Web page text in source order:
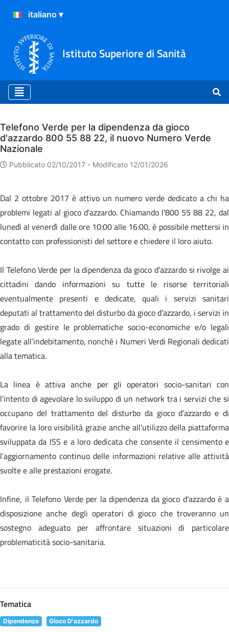
Istituto Superiore di Sanità
Archivio
Telefono Verde per la dipendenza da gioco
d'azzardo 800 55 88 22, il nuovo Numero Verde
Nazionale
Pubblicato 02/10/2017 - Modificato 12/01/2026
Dal 2 ottobre 2017 è attivo un numero verde dedicato a chi ha
problemi legati al gioco d’azzardo. Chiamando l’800 55 88 22, dal
lunedì al venerdì dalle ore 10:00 alle 16:00, è possibile mettersi in
contatto con professionisti del settore e chiedere il loro aiuto.
Il Telefono Verde per la dipendenza da gioco d'azzardo si rivolge ai
cittadini dando informazioni su tutte le risorse territoriali
eventualmente presenti e dedicate, quali i servizi sanitari
deputati al trattamento del disturbo da gioco d’azzardo, i servizi in
grado di gestire le problematiche socio-economiche e/o legali
legate all’indebitamento, nonché i Numeri Verdi Regionali dedicati
alla tematica.
La linea è attiva anche per gli operatori socio-sanitari con
l’intento di agevolare lo sviluppo di un network tra i servizi che si
occupano del trattamento del disturbo da gioco d’azzardo e di
favorire la loro visibilità grazie anche all’utilizzo della piattaforma
sviluppata da ISS e a loro dedicata che consente il censimento e
l’aggiornamento continuo delle informazioni relative alle attività
svolte e alle prestazioni erogate.
Infine, il Telefono Verde per la dipendenza da gioco d'azzardo è a
disposizione anche degli operatori di gioco che troveranno un
sostegno adeguato per affrontare situazioni di particolare
problematicità socio-sanitaria.
Tematica
Dipendenze Gioco D'azzardo